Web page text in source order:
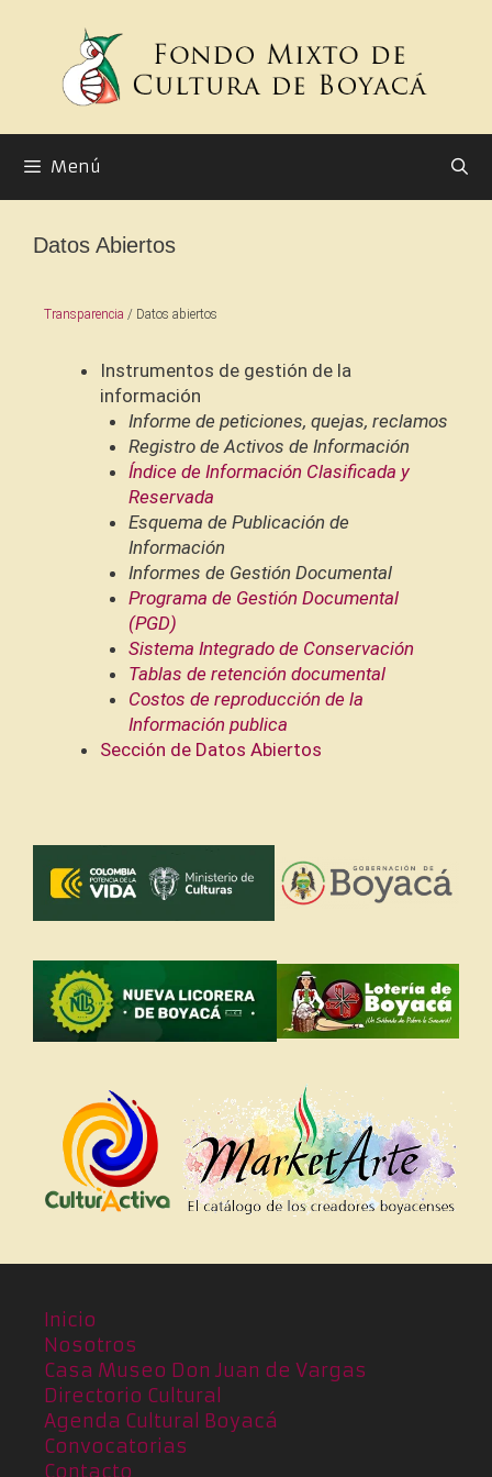
Menú
Datos Abiertos
Transparencia / Datos abiertos
Instrumentos de gestión de la
información
Informe de peticiones, quejas, reclamos
Registro de Activos de Información
Índice de Información Clasificada y
Reservada
Esquema de Publicación de
Información
Informes de Gestión Documental
Programa de Gestión Documental
(PGD)
Sistema Integrado de Conservación
Tablas de retención documental
Costos de reproducción de la
Información publica
Sección de Datos Abiertos
Inicio
Nosotros
Casa Museo Don Juan de Vargas
Directorio Cultural
Agenda Cultural Boyacá
Convocatorias
Contacto